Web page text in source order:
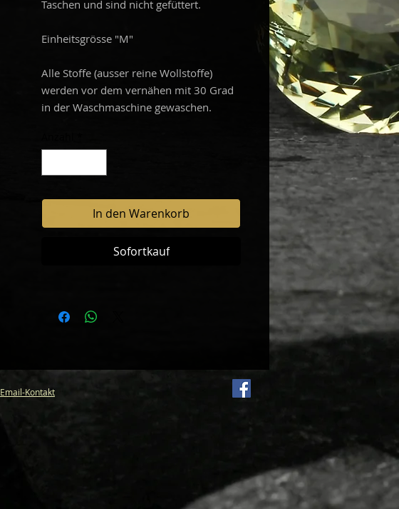
Taschen und sind nicht gefüttert.
Einheitsgrösse "M"
Alle Stoffe (ausser reine Wollstoffe)
werden vor dem vernähen mit 30 Grad
in der Waschmaschine gewaschen.
In den Warenkorb
Sofortkauf
Email-Kontakt